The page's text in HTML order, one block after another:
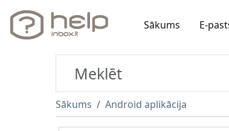
Sākums E-
Sākums Android aplikācija